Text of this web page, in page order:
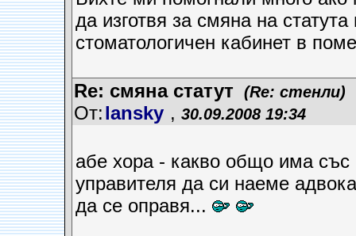
да изготвя за смяна на
стоматологичен кабинет в
Re: смяна статут (Re: стенли)
От:lansky , 30.09.2008 19:34
абе хора - какво общо има със
управителя да си наеме
да се оправя...